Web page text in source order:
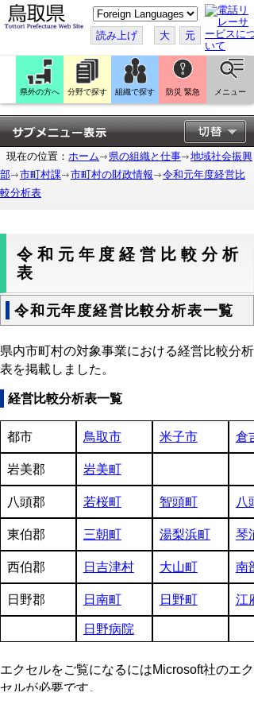
こ
の
ペ
ー
ジ
翻
訳
す
る
読み上げ 大 元
県外の方へ 分野で探す 組織で探す 防災 緊急 メニュー
現在の位置： ホーム 県の組織と仕事
地域社会振興
部
市町村課 市町村の財政情報
令和元年度経営比
較分析表
令和元年度経営比較分析
表
令和元年度経営比較分析表一覧
県内市町村の対象事業における経営比較分析
表を掲載しました。
経営比較分析表一覧
都市 鳥取市 米子市 倉
岩美郡 岩美町
八頭郡 若桜町 智頭町 八
東伯郡 三朝町 湯梨浜町 琴
西伯郡 日吉津村 大山町 南
日野郡 日南町 日野町 江
日野病院
エクセルをご覧になるにはMicrosoft社のエク
セルが必要です。